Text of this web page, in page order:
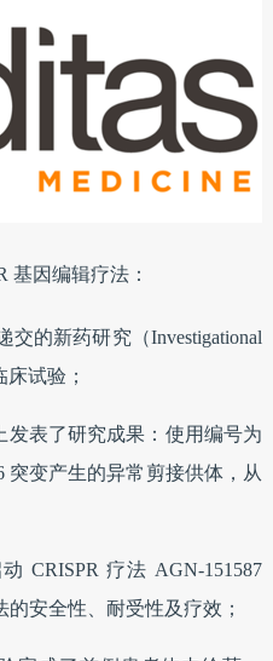
基因编辑疗法：
交的新药研究（Investigational
试验；
发表了研究成果：使用编号为
突变产生的异常剪接供体，从
CRISPR 疗法 AGN-151587
安全性、耐受性及疗效；